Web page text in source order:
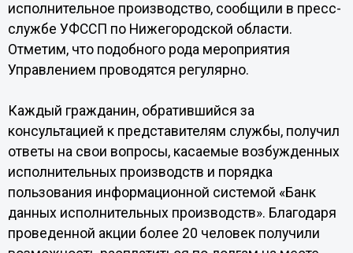
исполнительное производство, сообщили в пресс-
службе УФССП по Нижегородской области.
Отметим, что подобного рода мероприятия
Управлением проводятся регулярно.
Каждый гражданин, обратившийся за
консультацией к представителям службы, получил
ответы на свои вопросы, касаемые возбужденных
исполнительных производств и порядка
пользования информационной системой «Банк
данных исполнительных производств». Благодаря
проведенной акции более 20 человек получили